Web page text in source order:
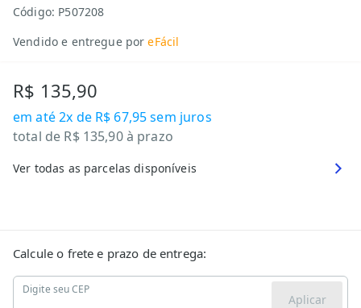
Código: P507208
Vendido e entregue por eFácil
R$ 135,90
em até2x de R$ 67,95sem juros
total de R$ 135,90à prazo
Ver todas as parcelas disponíveis
Calcule o frete e prazo de entrega:
Digite seu CEP
Aplicar